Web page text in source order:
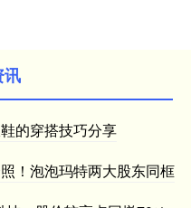
讯
的穿搭技巧分享
！泡泡玛特两大股东同框